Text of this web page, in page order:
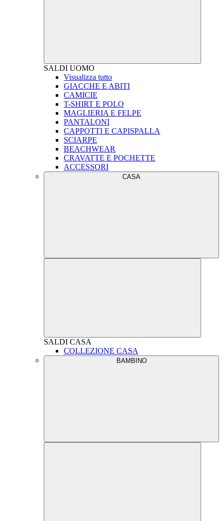
SALDI UOMO
Visualizza tutto
GIACCHE E ABITI
CAMICIE
T-SHIRT E POLO
MAGLIERIA E FELPE
PANTALONI
CAPPOTTI E CAPISPALLA
SCIARPE
BEACHWEAR
CRAVATTE E POCHETTE
ACCESSORI
CASA
SALDI CASA
COLLEZIONE CASA
BAMBINO